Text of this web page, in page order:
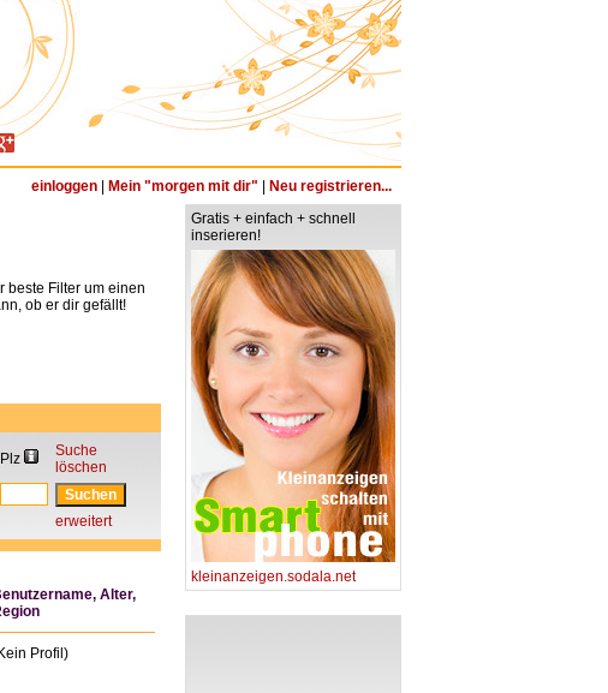
einloggen Mein "morgen mit dir" Neu registrieren...
beste Filter um einen
ob er dir gefällt!
Plz
Suche
löschen
erweitert
Alter,
Profil)
Gratis + einfach + schnell
inserieren!
kleinanzeigen.sodala.net